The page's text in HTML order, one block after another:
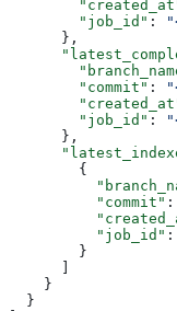
        "job_id"
:
      },
        "commit"
:
        "job_id"
:
      },
        {
          "commit"
:
          "job_id"
:
        }
    }
  }